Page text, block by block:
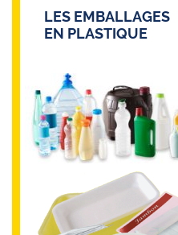
LES EMBALLAGES
EN PLASTIQUE